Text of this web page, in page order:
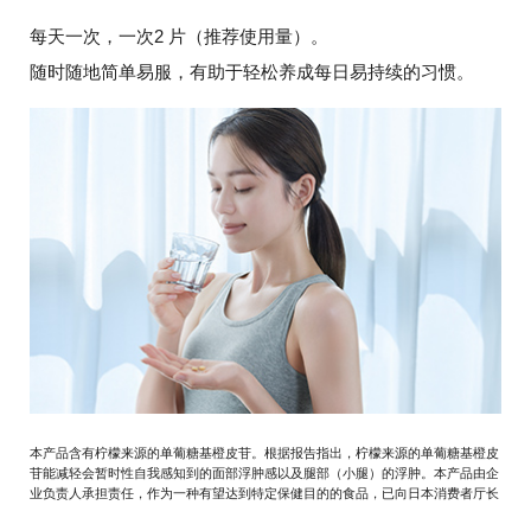
每天一次，一次2 片（推荐使用量）。
随时随地简单易服，有助于轻松养成每日易持续的习惯。
本产品含有柠檬来源的单葡糖基橙皮苷。根据报告指出，柠檬来源的单葡糖基橙皮
苷能减轻会暂时性自我感知到的面部浮肿感以及腿部（小腿）的浮肿。本产品由企
业负责人承担责任，作为一种有望达到特定保健目的的食品，已向日本消费者厅长